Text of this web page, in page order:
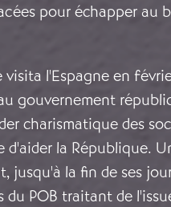
pour échapper au
visita l'Espagne en
gouvernement
charismatique des
d'aider la République.
jusqu'à la fin de ses
du POB traitant de